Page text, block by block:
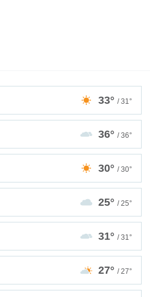
33° / 31°
36° / 36°
30° / 30°
25° / 25°
31° / 31°
27° / 27°